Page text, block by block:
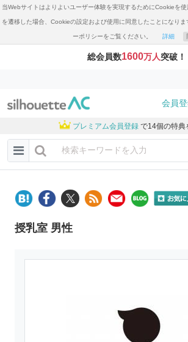
当Webサイトはよりよいユーザー体験を実現するためにCookieを
を遷移した場合、Cookieの設定および使用に同意したことになり
ーポリシーをご覧ください。 詳細
総会員数1600万人突破！
会員
プレミアム会員登録 で14個の特典
授乳室 男性